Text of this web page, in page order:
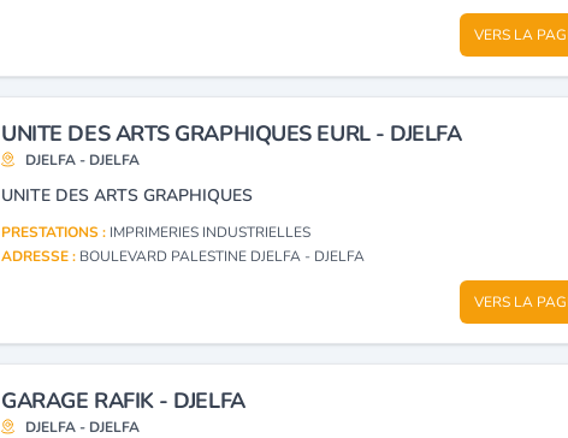
VERS LA
UNITE DES ARTS GRAPHIQUES EURL - DJELFA
DJELFA - DJELFA
UNITE DES ARTS GRAPHIQUES
PRESTATIONS : IMPRIMERIES INDUSTRIELLES
ADRESSE : BOULEVARD PALESTINE DJELFA - DJELFA
VERS LA
GARAGE RAFIK - DJELFA
DJELFA - DJELFA